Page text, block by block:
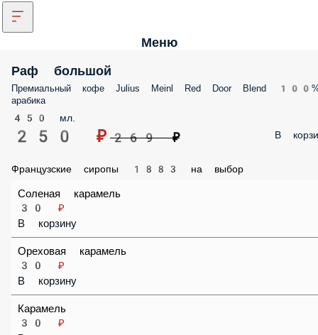
Меню
Раф большой
Премиальный кофе Julius Meinl Red Door Blend 100% арабика
450 мл.
250 ₽ 269 ₽
Соленая карамель
30 ₽
В корзину
Ореховая карамель
30 ₽
В корзину
Карамель